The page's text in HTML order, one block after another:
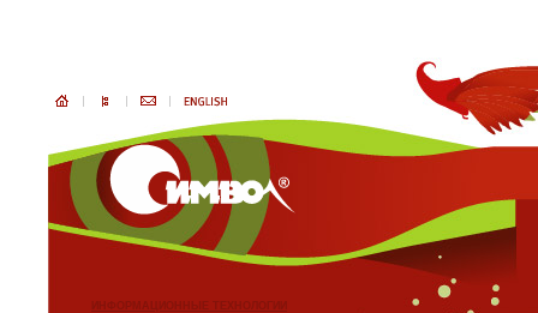
ИНФОРМАЦИОННЫЕ ТЕХНОЛОГИИ